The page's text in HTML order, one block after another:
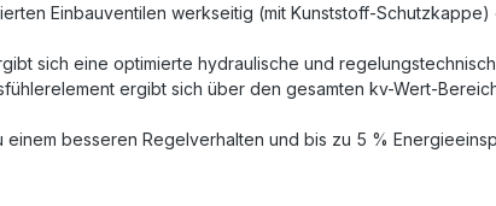
Einbauventilen werkseitig (mit Kunststoff-
sich eine optimierte hydraulische und
ergibt sich über den gesamten kv-Wert-
besseren Regelverhalten und bis zu 5 %